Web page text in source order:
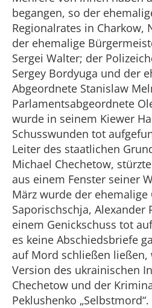
begangen, so der
Regionalrates in Charkow,
der ehemalige
Sergei Walter; der
Sergey Bordyuga und der
Abgeordnete Stanislaw
Parlamentsabgeordnete
wurde in seinem Kiewer
Schusswunden tot
Leiter des staatlichen
Michael Chechetow,
aus einem Fenster seiner
März wurde der ehemalige
Saporischschja, Alexander
einem Genickschuss tot
es keine Abschiedsbriefe
auf Mord schließen
Version des ukrainischen
Chechetow und der
Peklushenko „Selbstmord“.